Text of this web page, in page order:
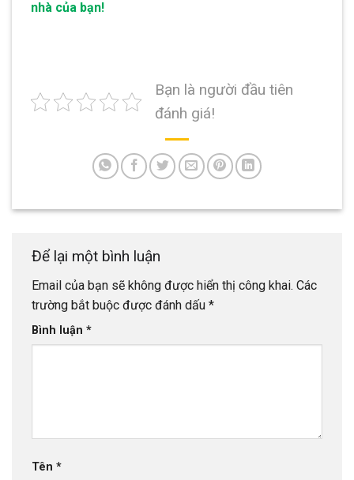
nhà của bạn!
Bạn là người đầu tiên
đánh giá!
Để lại một bình luận
Email của bạn sẽ không được hiển thị công khai. Các
trường bắt buộc được đánh dấu *
Bình luận *
Tên *